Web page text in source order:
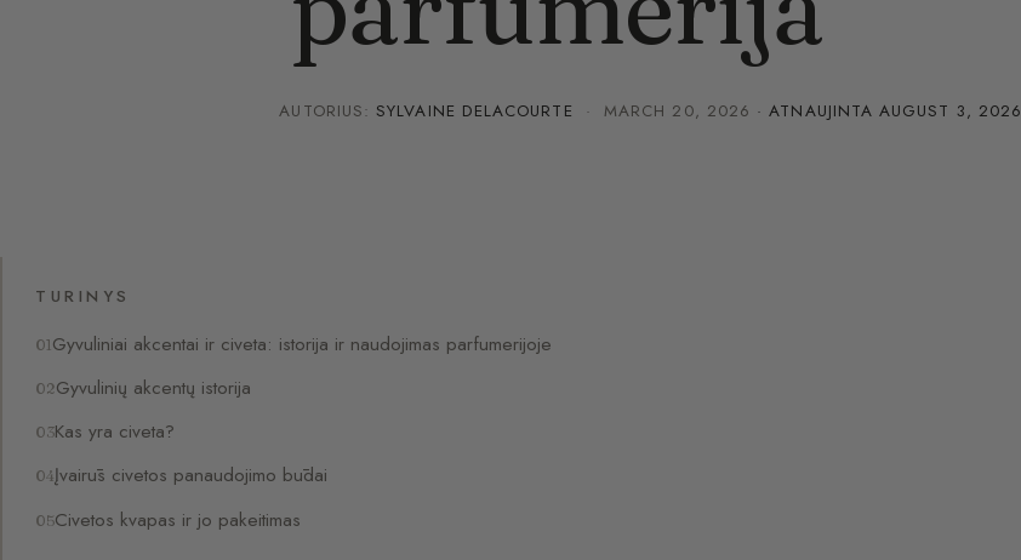
AUTORIUS: SYLVAINE DELACOURTE · MARCH 20, 2026 · ATNAUJINTAAUGUST 3, 2026
TURINYS
Gyvuliniai akcentai ir civeta: istorija ir naudojimas parfumerijoje
Gyvulinių akcentų istorija
Kas yra civeta?
Įvairūs civetos panaudojimo būdai
Civetos kvapas ir jo pakeitimas